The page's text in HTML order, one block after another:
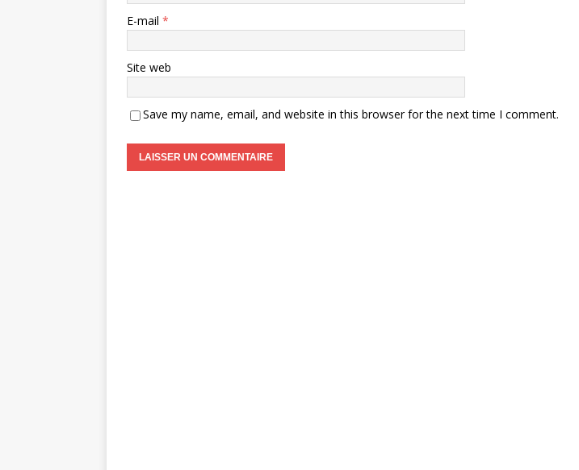
E-mail *
Site web
Save my name, email, and website in this browser for the next time I comment.